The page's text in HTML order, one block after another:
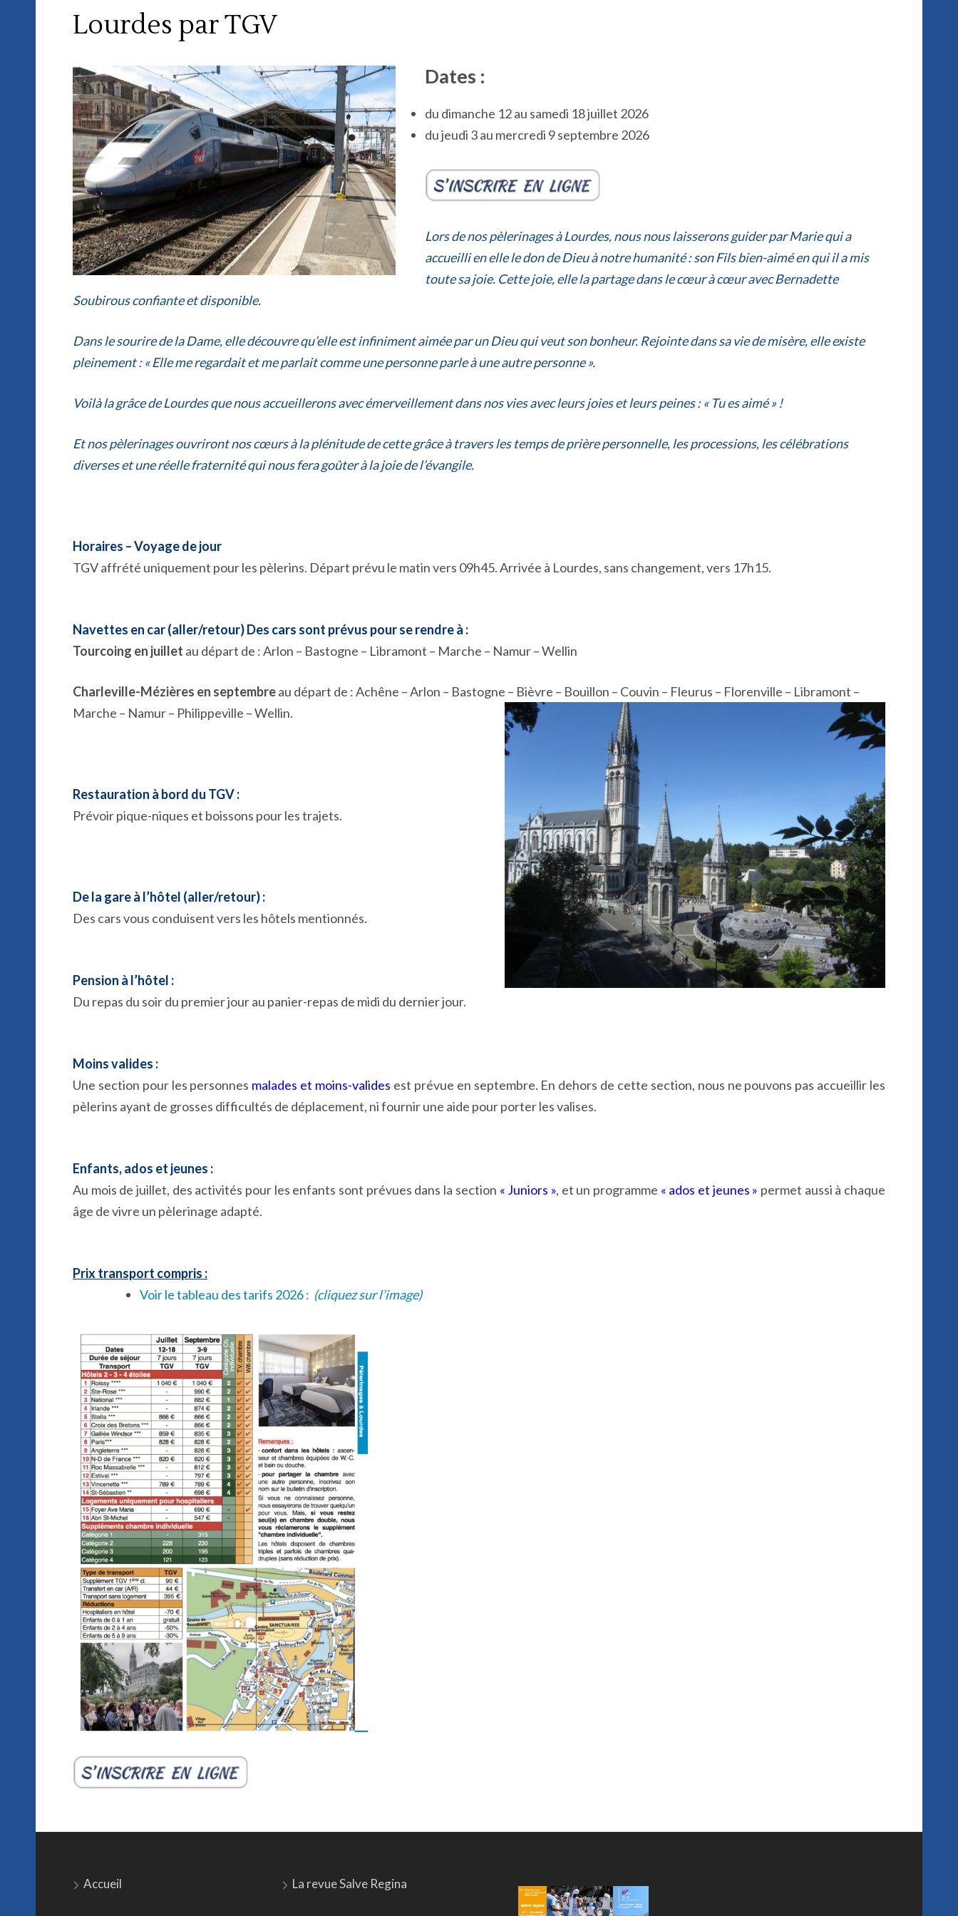
Lourdes par TGV
Dates :
du dimanche 12 au samedi 18 juillet 2026
du jeudi 3 au mercredi 9 septembre 2026
Lors de nos pèlerinages à Lourdes, nous nous laisserons guider par Marie qui a
accueilli en elle le don de Dieu à notre humanité : son Fils bien-aimé en qui il a mis
toute sa joie. Cette joie, elle la partage dans le cœur à cœur avec Bernadette
Soubirous confiante et disponible.
Dans le sourire de la Dame, elle découvre qu’elle est infiniment aimée par un Dieu qui veut son bonheur. Rejointe dans sa vie de misère, elle existe
pleinement :« Elle me regardait et me parlait comme une personne parle à une autre personne ».
Voilà la grâce de Lourdes que nous accueillerons avec émerveillement dans nos vies avec leurs joies et leurs peines : « Tu es aimé » !
Et nos pèlerinages ouvriront nos cœurs à la plénitude de cette grâce à travers les temps de prière personnelle, les processions, les célébrations
diverses et une réelle fraternité qui nous fera goûter à la joie de l’évangile.
Horaires – Voyage de jour
TGV affrété uniquement pour les pèlerins. Départ prévu le matin vers 09h45. Arrivée à Lourdes, sans changement, vers 17h15.
Navettes en car (aller/retour) Des cars sont prévus pour se rendre à :
Tourcoing en juillet au départ de : Arlon – Bastogne – Libramont – Marche – Namur – Wellin
Charleville-Mézières en septembreau départ de : Achêne – Arlon – Bastogne – Bièvre – Bouillon – Couvin – Fleurus – Florenville – Libramont –
Marche – Namur – Philippeville – Wellin.
Restauration à bord du TGV :
Prévoir pique-niques et boissons pour les trajets.
De la gare à l’hôtel (aller/retour) :
Des cars vous conduisent vers les hôtels mentionnés.
Pension à l’hôtel :
Du repas du soir du premier jour au panier-repas de midi du dernier jour.
Moins valides :
Une section pour les personnes malades et moins-valides est prévue en septembre. En dehors de cette section, nous ne pouvons pas accueillir les
pèlerins ayant de grosses difficultés de déplacement, ni fournir une aide pour porter les valises.
Enfants, ados et jeunes :
Au mois de juillet, des activités pour les enfants sont prévues dans la section « Juniors », et un programme « ados et jeunes » permet aussi à chaque
âge de vivre un pèlerinage adapté.
Prix transport compris :
Voir le tableau des tarifs 2026 : (cliquez sur l’image)
Accueil La revue Salve Regina